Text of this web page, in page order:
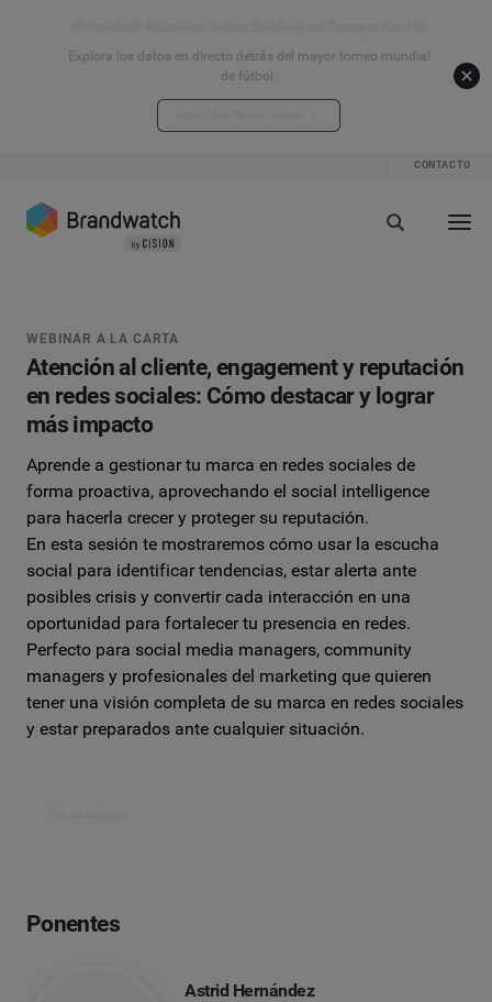
Explora los datos en directo detrás del mayor torneo mundial
de fútbol.
CONTACTO
WEBINAR A LA CARTA
Atención al cliente, engagement y reputación
en redes sociales: Cómo destacar y lograr
más impacto
Aprende a gestionar tu marca en redes sociales de
forma proactiva, aprovechando el social intelligence
para hacerla crecer y proteger su reputación.
En esta sesión te mostraremos cómo usar la escucha
social para identificar tendencias, estar alerta ante
posibles crisis y convertir cada interacción en una
oportunidad para fortalecer tu presencia en redes.
Perfecto para social media managers, community
managers y profesionales del marketing que quieren
tener una visión completa de su marca en redes sociales
y estar preparados ante cualquier situación.
Ponentes
Astrid Hernández